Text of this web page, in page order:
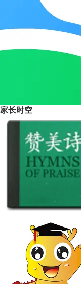
家长时空